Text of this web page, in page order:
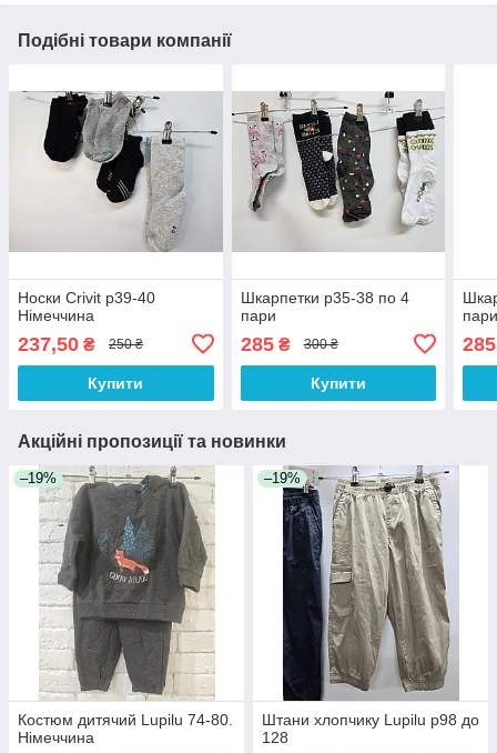
Подібні товари компанії
Носки Crivit р39-40
Німеччина
237,50 ₴ 250 ₴
Купити
Шкарпетки р35-38 по 4
пари
285₴ 300 ₴
Купити
285
Акційні пропозиції та новинки
–19%
Костюм дитячий Lupilu 74-80.
Німеччина
–19%
Штани хлопчику Lupilu р98 до
128